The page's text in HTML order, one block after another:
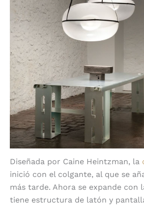
Diseñada por Caine Heintzman, la
inició con el colgante, al que se
más tarde. Ahora se expande con
tiene estructura de latón y